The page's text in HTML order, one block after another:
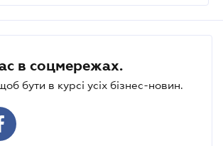
в соцмережах.
бути в курсі усіх бізнес-новин.